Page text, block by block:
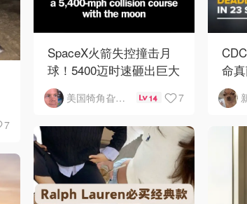
7
SpaceX火箭失控撞击月
球！5400迈时速砸出巨大
陨石坑
美国犄角旮旯新鲜事 14 7
命